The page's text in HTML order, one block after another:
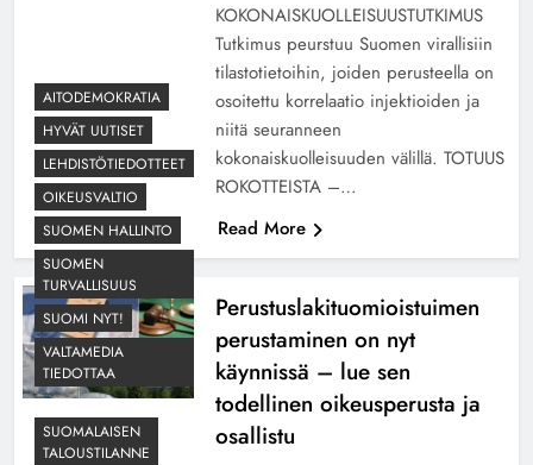
KOKONAISKUOLLEISUUSTUTKIMUS
Tutkimus peurstuu Suomen virallisiin
tilastotietoihin, joiden perusteella on
osoitettu korrelaatio injektioiden ja
niitä seuranneen
kokonaiskuolleisuuden välillä. TOTUUS
ROKOTTEISTA –…
Read More
AITODEMOKRATIA
HYVÄT UUTISET
LEHDISTÖTIEDOTTEET
OIKEUSVALTIO
SUOMEN HALLINTO
SUOMEN
TURVALLISUUS
SUOMI NYT!
VALTAMEDIA
TIEDOTTAA
Perustuslakituomioistuimen
perustaminen on nyt
käynnissä – lue sen
todellinen oikeusperusta ja
osallistu
SUOMALAISEN
TALOUSTILANNE